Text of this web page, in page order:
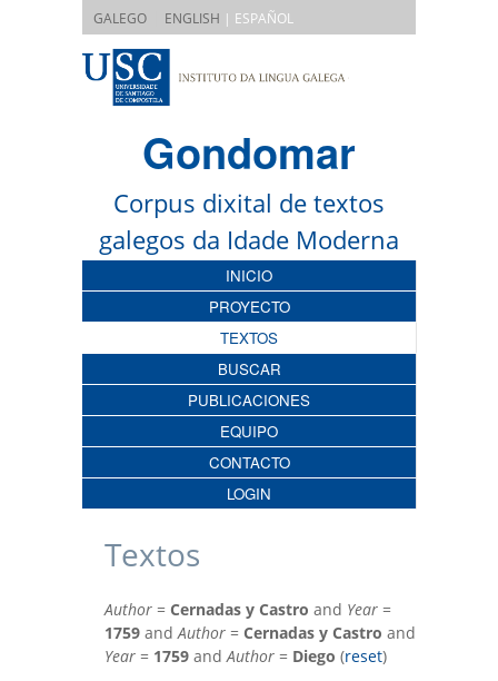
GALEGO ENGLISH | ESPAÑOL
Gondomar
Corpus dixital de textos
galegos da Idade Moderna
INICIO
PROYECTO
TEXTOS
BUSCAR
PUBLICACIONES
EQUIPO
CONTACTO
LOGIN
Textos
Author = Cernadas y Castro and Year =
1759 andAuthor = Cernadas y Castro and
Year = 1759 andAuthor = Diego (reset)